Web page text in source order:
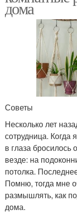
дома
Советы
Несколько лет
сотрудница. Когда
в глаза
везде: на
потолка.
Помню, тогда мне
размышлять, как
дома.